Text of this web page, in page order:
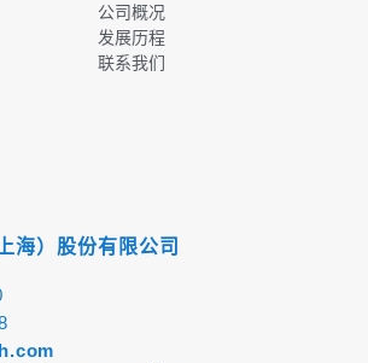
公司概况
发展历程
联系我们
海）股份有限公司